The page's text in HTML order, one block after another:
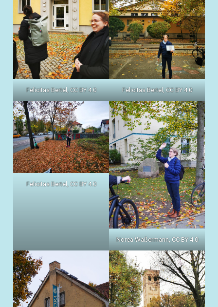
Felicitas Bertel, CC BY 4.0 Felicitas Bertel, CC BY 4.0
Felicitas Bertel, CC BY 4.0
Norea Waßermann, CC BY 4.0